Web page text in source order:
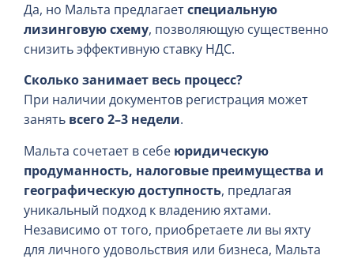
Да, но Мальта предлагаетспециальную
лизинговую схему, позволяющую существенно
снизить эффективную ставку НДС.
Сколько занимает весь процесс?
При наличии документов регистрация может
занять всего 2–3 недели.
Мальта сочетает в себе юридическую
продуманность, налоговые преимущества и
географическую доступность, предлагая
уникальный подход к владению яхтами.
Независимо от того, приобретаете ли вы яхту
для личного удовольствия или бизнеса, Мальта